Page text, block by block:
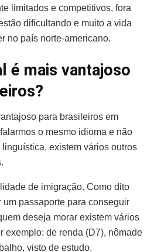
limitados e competitivos, fora
dificultando e muito a vida
no país norte-americano.
é mais vantajoso
para brasileiros em
o mesmo idioma e não
existem vários outros
de imigração. Como dito
um passaporte para conseguir
deseja morar existem vários
exemplo: de renda (D7), nômade
visto de estudo.